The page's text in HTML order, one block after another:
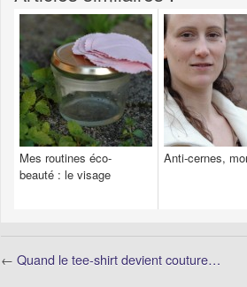
Mes routines éco-
beauté : le visage
Anti-cernes,
← Quand le tee-shirt devient couture…